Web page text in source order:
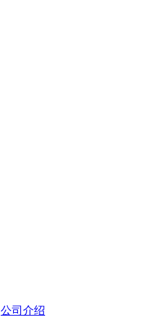
公司介绍